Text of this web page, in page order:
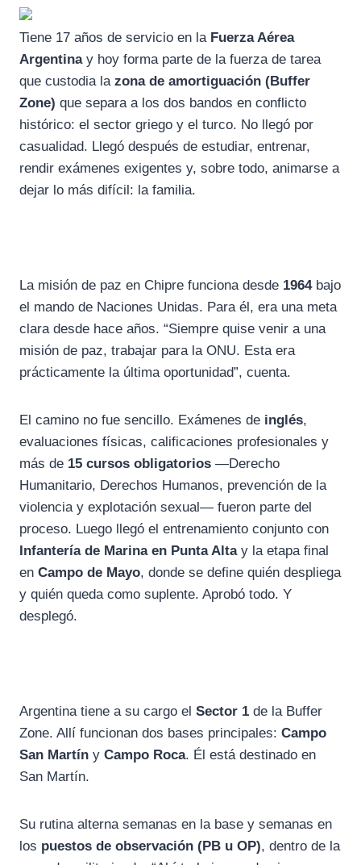
Tiene 17 años de servicio en la Fuerza Aérea
Argentinay hoy forma parte de la fuerza de tarea
que custodia la zona de amortiguación (Buffer
Zone) que separa a los dos bandos en conflicto
histórico: el sector griego y el turco. No llegó por
casualidad. Llegó después de estudiar, entrenar,
rendir exámenes exigentes y, sobre todo, animarse a
dejar lo más difícil: la familia.
La misión de paz en Chipre funciona desde 1964bajo
el mando de Naciones Unidas. Para él, era una meta
clara desde hace años. “Siempre quise venir a una
misión de paz, trabajar para la ONU. Esta era
prácticamente la última oportunidad”, cuenta.
El camino no fue sencillo. Exámenes de inglés,
evaluaciones físicas, calificaciones profesionales y
más de 15 cursos obligatorios —Derecho
Humanitario, Derechos Humanos, prevención de la
violencia y explotación sexual— fueron parte del
proceso. Luego llegó el entrenamiento conjunto con
Infantería de Marina en Punta Altay la etapa final
en Campo de Mayo, donde se define quién despliega
y quién queda como suplente. Aprobó todo. Y
desplegó.
Argentina tiene a su cargo el Sector 1 de la Buffer
Zone. Allí funcionan dos bases principales: Campo
San Martín y Campo Roca. Él está destinado en
San Martín.
Su rutina alterna semanas en la base y semanas en
los puestos de observación (PB u OP), dentro de la